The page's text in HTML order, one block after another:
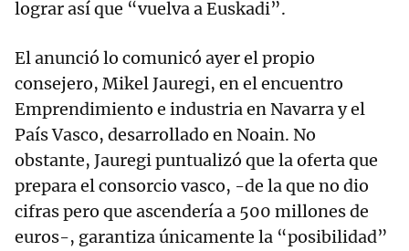
lograr así que “vuelva a Euskadi”.
El anunció lo comunicó ayer el propio
consejero, Mikel Jauregi, en el encuentro
Emprendimiento e industria en Navarra y el
País Vasco, desarrollado en Noain. No
obstante, Jauregi puntualizó que la oferta que
prepara el consorcio vasco, -de la que no dio
cifras pero que ascendería a 500 millones de
euros-, garantiza únicamente la “posibilidad”